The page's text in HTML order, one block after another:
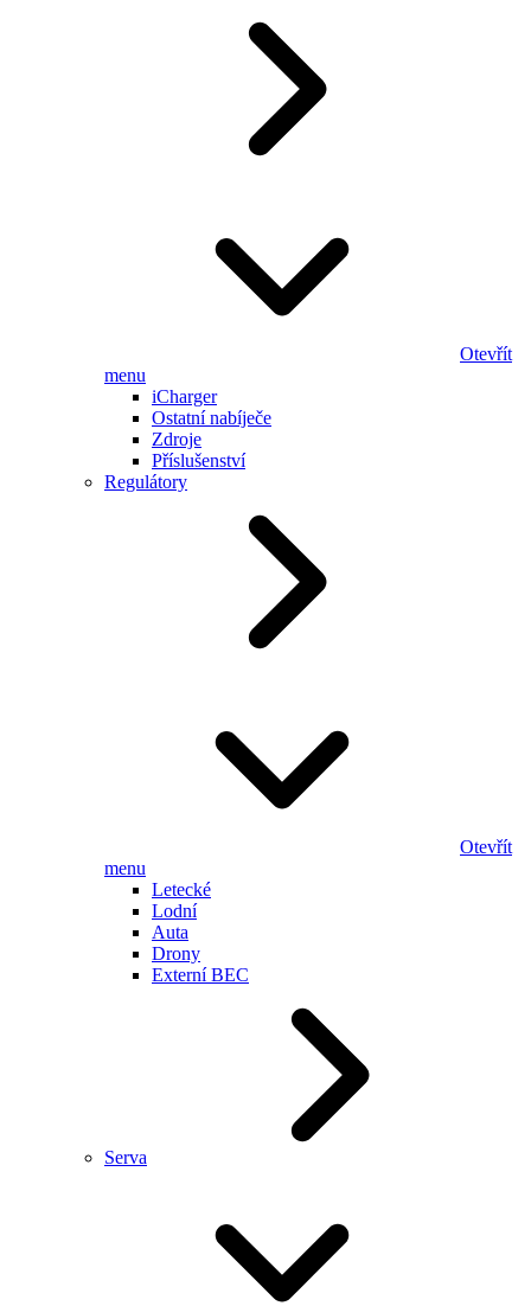
Otevřít
menu
iCharger
Ostatní nabíječe
Zdroje
Příslušenství
Regulátory
Otevřít
menu
Letecké
Lodní
Auta
Drony
Externí BEC
Serva